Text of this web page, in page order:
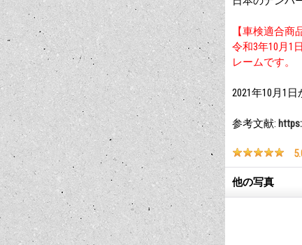
【車検適合商
令和3年10月1
レームです。
2021年10月1
参考文献:
他の写真